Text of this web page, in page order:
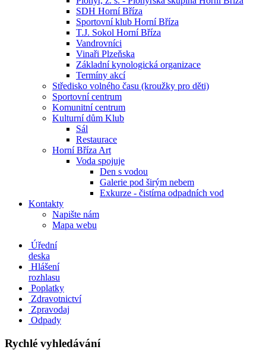
SDH Horní Bříza
Sportovní klub Horní Bříza
T.J. Sokol Horní Bříza
Vandrovníci
Vinaři Plzeňska
Základní kynologická organizace
Termíny akcí
Středisko volného času (kroužky pro děti)
Sportovní centrum
Komunitní centrum
Kulturní dům Klub
Sál
Restaurace
Horní Bříza Art
Voda spojuje
Den s vodou
Galerie pod širým nebem
Exkurze - čistírna odpadních vod
Kontakty
Napište nám
Mapa webu
Úřední
deska
Hlášení
rozhlasu
Poplatky
Zdravotnictví
Zpravodaj
Odpady
Rychlé vyhledávání